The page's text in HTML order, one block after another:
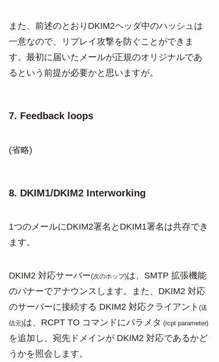
また、前述のとおりDKIM2ヘッダ中のハッシュは
一意なので、リプレイ攻撃を防ぐことができま
す。最初に届いたメールが正規のオリジナルであ
るという前提が必要かと思いますが。
7. Feedback loops
(省略)
8. DKIM1/DKIM2 Interworking
1つのメールにDKIM2署名とDKIM1署名は共存でき
ます。
DKIM2 対応サーバー(次のホップ)は、SMTP 拡張機能
のバナーでアナウンスします。また、DKIM2 対応
のサーバーに接続する DKIM2 対応クライアント (送
信元)は、RCPT TO コマンドにパラメタ (rcpt parameter)
を追加し、宛先ドメインが DKIM2 対応であるかど
うかを照会します。